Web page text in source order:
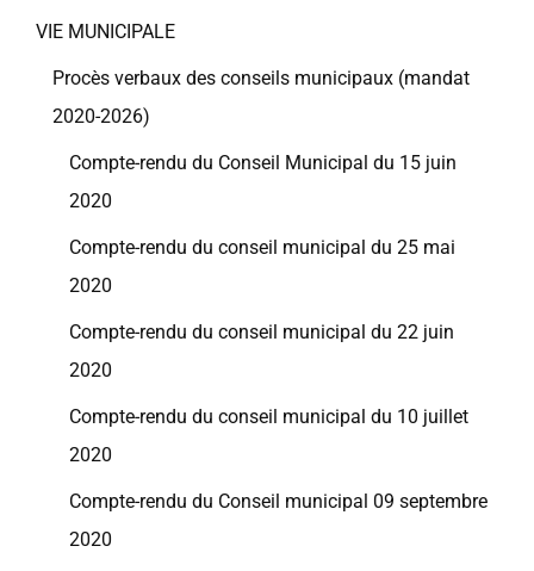
VIE MUNICIPALE
Procès verbaux des conseils municipaux (mandat
2020-2026)
Compte-rendu du Conseil Municipal du 15 juin
2020
Compte-rendu du conseil municipal du 25 mai
2020
Compte-rendu du conseil municipal du 22 juin
2020
Compte-rendu du conseil municipal du 10 juillet
2020
Compte-rendu du Conseil municipal 09 septembre
2020